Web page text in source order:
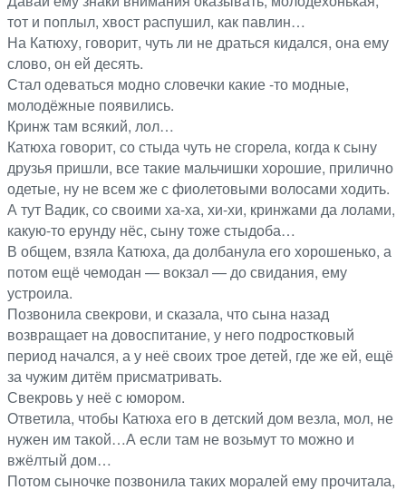
тот и поплыл, хвост распушил, как павлин…
На Катюху, говорит, чуть ли не драться кидался, она ему
слово, он ей десять.
Стал одеваться модно словечки какие -то модные,
молодёжные появились.
Кринж там всякий, лол…
Катюха говорит, со стыда чуть не сгорела, когда к сыну
друзья пришли, все такие мальчишки хорошие, прилично
одетые, ну не всем же с фиолетовыми волосами ходить.
А тут Вадик, со своими ха-ха, хи-хи, кринжами да лолами,
какую-то ерунду нёс, сыну тоже стыдоба…
В общем, взяла Катюха, да долбанула его хорошенько, а
потом ещё чемодан — вокзал — до свидания, ему
устроила.
Позвонила свекрови, и сказала, что сына назад
возвращает на довоспитание, у него подростковый
период начался, а у неё своих трое детей, где же ей, ещё
за чужим дитём присматривать.
Свекровь у неё с юмором.
Ответила, чтобы Катюха его в детский дом везла, мол, не
нужен им такой…А если там не возьмут то можно и
вжёлтый дом…
Потом сыночке позвонила таких моралей ему прочитала,